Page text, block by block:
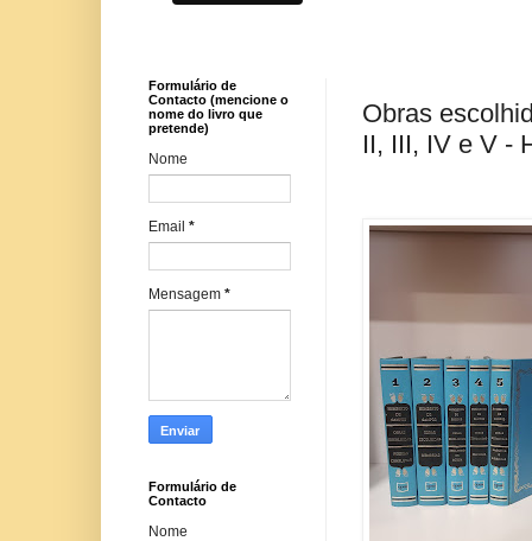
Obras
II, III, IV e V -
Formulário de
Contacto (mencione o
nome do livro que
pretende)
Nome
Email *
Mensagem *
Formulário de
Contacto
Nome